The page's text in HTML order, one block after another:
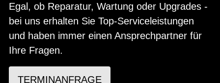
Egal, ob Reparatur, Wartung oder Upgrades -
bei uns erhalten Sie Top-Serviceleistungen
und haben immer einen Ansprechpartner für
Ihre Fragen.
TERMINANFRAGE